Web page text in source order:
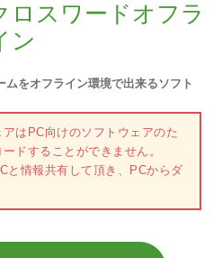
ロスワードオフラ
ン
をオフライン環境で出来るソフト
はPC向けのソフトウェアのた
ドすることができません。
と情報共有して頂き、PCからダ